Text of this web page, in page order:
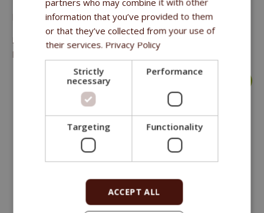
Ergänzungsfuttermittel für erwachsene Hunde
Rohprotein 3,5 %, Rohöle und -fette 4,5 %, Rohfaser 4,8 %,
Rohasche 18,1 %.
information that you’ve provided to them
or that they’ve collected from your use of
their services. Privacy Policy
Strictly
necessary
Performance
Targeting Functionality
ACCEPT ALL